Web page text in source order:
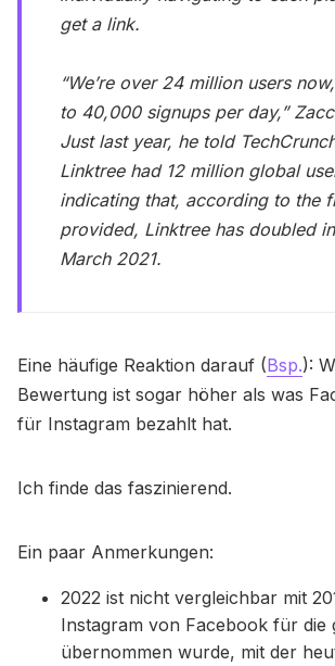
get a link.
“We’re over 24 million users
to 40,000 signups per day,”
Just last year, he told
Linktree had 12 million global
indicating that, according to the
provided, Linktree has doubled
March 2021.
Eine häufige Reaktion darauf (Bsp.):
Bewertung ist sogar höher als was
für Instagram bezahlt hat.
Ich finde das faszinierend.
Ein paar Anmerkungen:
2022 ist nicht vergleichbar mit
Instagram von Facebook für die
übernommen wurde, mit der